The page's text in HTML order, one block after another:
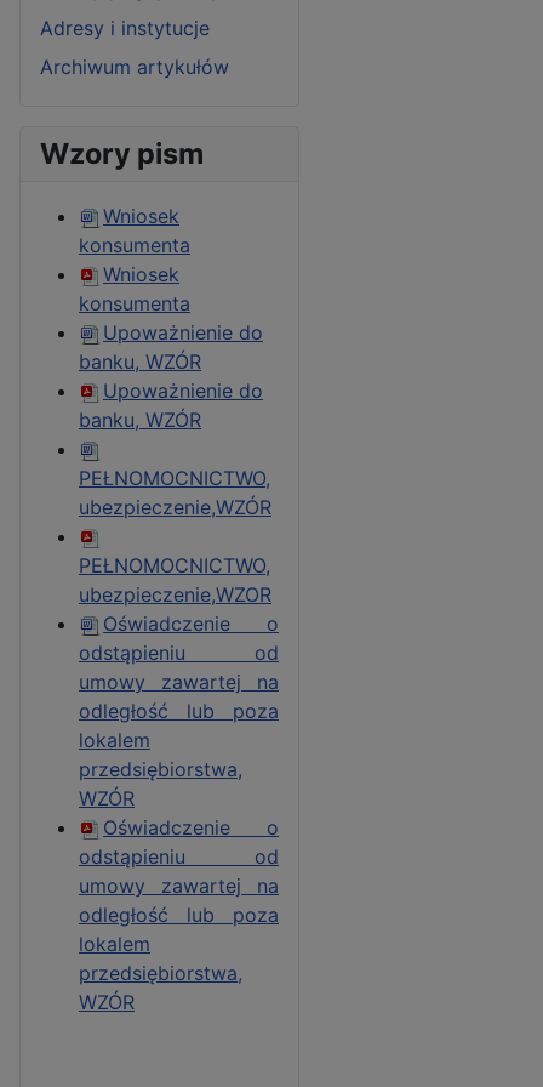
Adresy i instytucje
Archiwum artykułów
Wzory pism
Wniosek
konsumenta
Wniosek
konsumenta
Upoważnienie do
banku, WZÓR
Upoważnienie do
banku, WZÓR
PEŁNOMOCNICTWO,
ubezpieczenie,WZÓR
PEŁNOMOCNICTWO,
ubezpieczenie,WZOR
Oświadczenie o
odstąpieniu od
umowy zawartej na
odległość lub poza
lokalem
przedsiębiorstwa,
WZÓR
Oświadczenie o
odstąpieniu od
umowy zawartej na
odległość lub poza
lokalem
przedsiębiorstwa,
WZÓR